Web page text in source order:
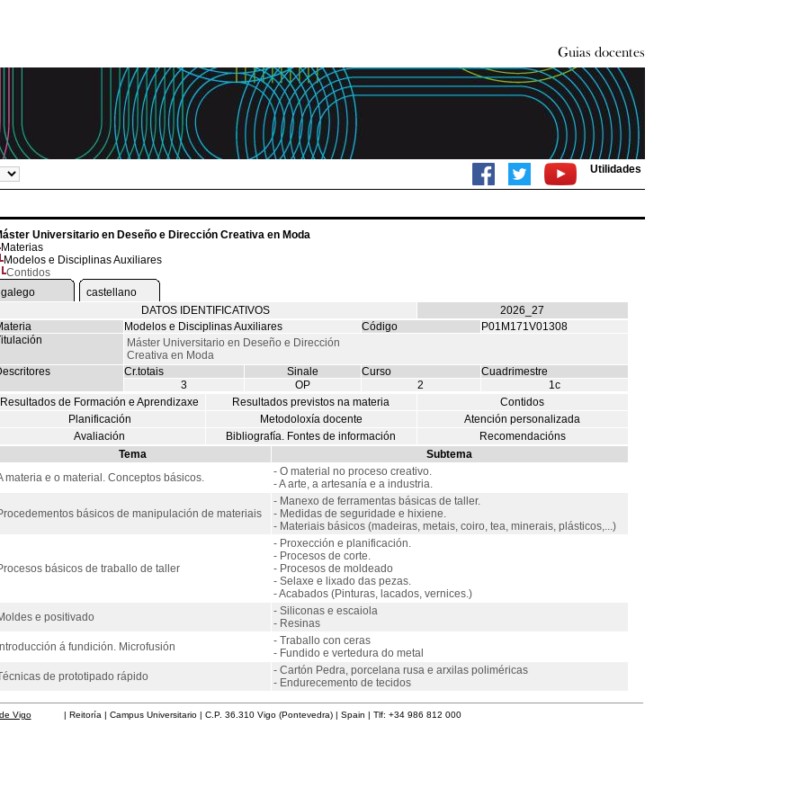
Utilidades
Universitario en Deseño e Dirección Creativa en Moda
Materias
Modelos e Disciplinas Auxiliares
Contidos
galego
castellano
DATOS IDENTIFICATIVOS
2026_27
Modelos e Disciplinas Auxiliares Código
P01M171V01308
Máster Universitario en Deseño e Dirección
Creativa en Moda
Cr.totais Sinale Curso
Cuadrimestre
3
OP 2
1c
Resultados de Formación e Aprendizaxe
Resultados previstos na materia
Contidos
Planificación
Metodoloxía docente
Atención personalizada
Avaliación
Bibliografía. Fontes de información
Recomendacións
Tema
Subtema
materia e o material. Conceptos básicos.
- O material no proceso creativo.
- A arte, a artesanía e a industria.
básicos de manipulación de materiais
- Manexo de ferramentas básicas de taller.
- Medidas de seguridade e hixiene.
- Materiais básicos (madeiras, metais, coiro, tea, minerais, plásticos,...)
básicos de traballo de taller
- Proxección e planificación.
- Procesos de corte.
- Procesos de moldeado
- Selaxe e lixado das pezas.
- Acabados (Pinturas, lacados, vernices.)
e positivado
- Siliconas e escaiola
- Resinas
Introducción á fundición. Microfusión
- Traballo con ceras
- Fundido e vertedura do metal
de prototipado rápido
- Cartón Pedra, porcelana rusa e arxilas poliméricas
- Endurecemento de tecidos
Vigo| Reitoría | Campus Universitario | C.P. 36.310 Vigo (Pontevedra) | Spain | Tlf: +34 986 812 000